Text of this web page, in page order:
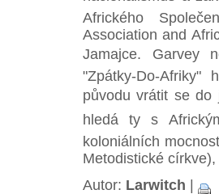
Afrického
Association and
Jamajce. Garvey
"Zpátky-Do-Afriky"
původu vrátit se do
hledá ty s
koloniálních
Metodistické
Autor: Larwitch |